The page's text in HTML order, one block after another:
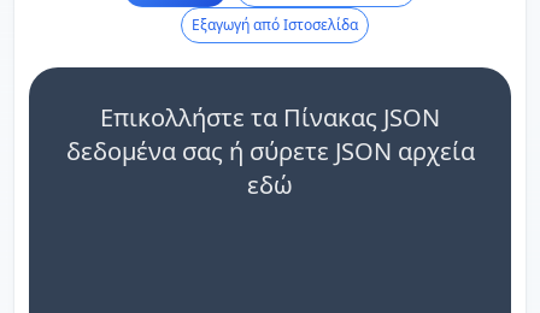
Εξαγωγή από Ιστοσελίδα
Επικολλήστε τα Πίνακας JSON
δεδομένα σας ή σύρετε JSON αρχεία
εδώ